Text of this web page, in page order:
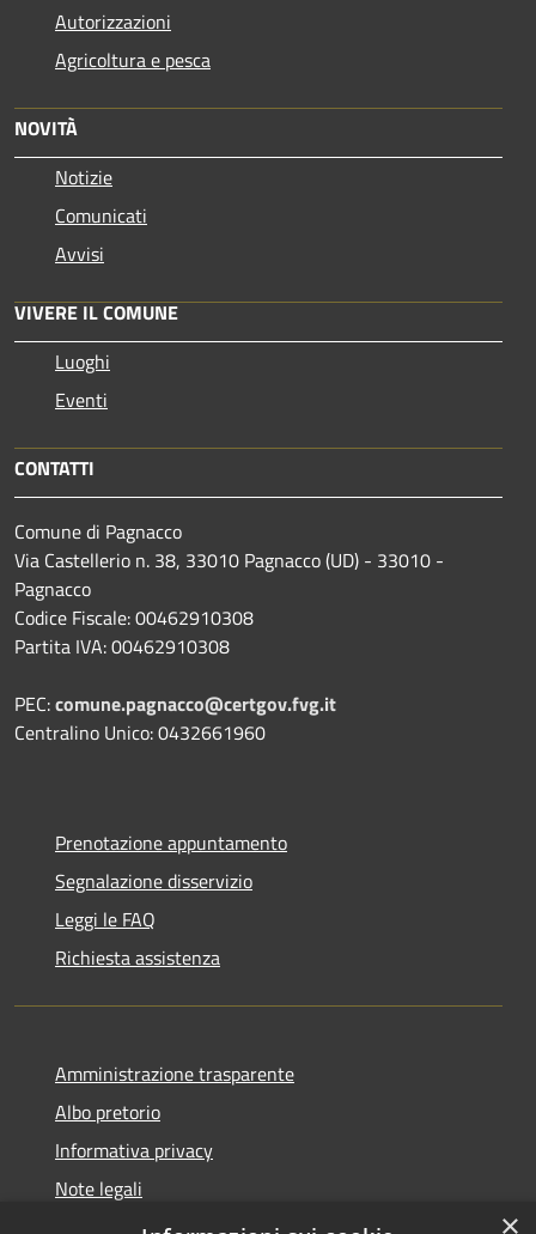
Autorizzazioni
Agricoltura e pesca
NOVITÀ
Notizie
Comunicati
Avvisi
VIVERE IL COMUNE
Luoghi
Eventi
CONTATTI
Comune di Pagnacco
Via Castellerio n. 38, 33010 Pagnacco (UD) - 33010 -
Pagnacco
Codice Fiscale: 00462910308
Partita IVA: 00462910308
PEC:comune.pagnacco@certgov.fvg.it
Centralino Unico: 0432661960
Prenotazione appuntamento
Segnalazione disservizio
Leggi le FAQ
Richiesta assistenza
Amministrazione trasparente
Albo pretorio
Informativa privacy
Note legali
Dichiarazione di accessibilità
×